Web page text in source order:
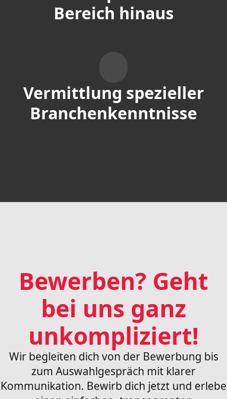
Bereich hinaus
Vermittlung spezieller
Branchenkenntnisse
Bewerben? Geht
bei uns ganz
unkompliziert!
Wir begleiten dich von der Bewerbung bis
zum Auswahlgespräch mit klarer
Kommunikation. Bewirb dich jetzt und erlebe